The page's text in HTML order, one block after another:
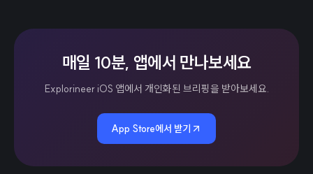
매일 10분, 앱에서 만나보세요
Explorineer iOS 앱에서 개인화된 브리핑을 받아보세요.
App Store에서 받기